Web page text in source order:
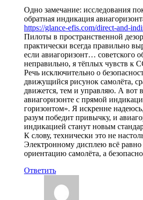
Одно замечание: исследования
обратная индикация
https://glance-efis.com/direct-and-
Пилоты в пространственной
практически всегда правильно
если авиагоризонт… советского
неправильно, я тёплых чувств к
Речь исключительно о
движущийся рисунок самолёта,
движется, тем и управляю. А вот
авиагоризонте с прямой
горизонтом». Я искренне
разум победит привычку, и
индикацией станут новым
К слову, технически это не
Электронному дисплею всё равно
ориентацию самолёта, а
Ответить